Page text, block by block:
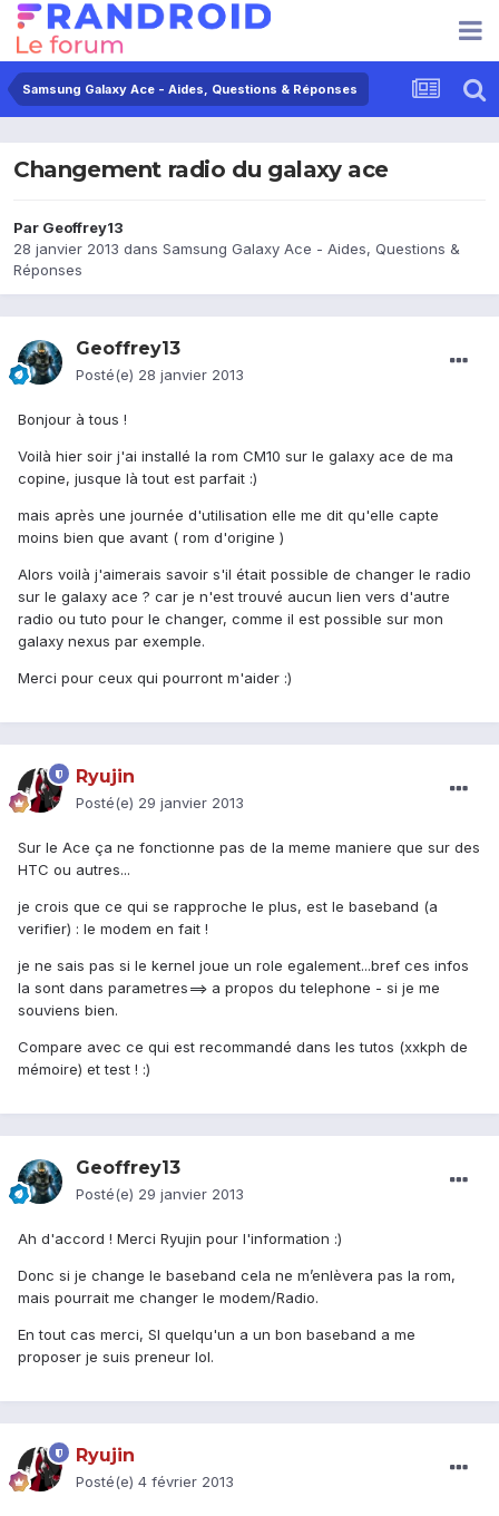
Samsung Galaxy Ace - Aides, Questions & Réponses
Changement radio du galaxy ace
Par Geoffrey13
28 janvier 2013 dans Samsung Galaxy Ace - Aides, Questions &
Réponses
Geoffrey13
Posté(e) 28 janvier 2013
Bonjour à tous !
Voilà hier soir j'ai installé la rom CM10 sur le galaxy ace de ma
copine, jusque là tout est parfait :)
mais après une journée d'utilisation elle me dit qu'elle capte
moins bien que avant ( rom d'origine )
Alors voilà j'aimerais savoir s'il était possible de changer le radio
sur le galaxy ace ? car je n'est trouvé aucun lien vers d'autre
radio ou tuto pour le changer, comme il est possible sur mon
galaxy nexus par exemple.
Merci pour ceux qui pourront m'aider :)
Ryujin
Posté(e) 29 janvier 2013
Sur le Ace ça ne fonctionne pas de la meme maniere que sur des
HTC ou autres...
je crois que ce qui se rapproche le plus, est le baseband (a
verifier) : le modem en fait !
je ne sais pas si le kernel joue un role egalement...bref ces infos
la sont dans parametres==> a propos du telephone - si je me
souviens bien.
Compare avec ce qui est recommandé dans les tutos (xxkph de
mémoire) et test ! :)
Geoffrey13
Posté(e) 29 janvier 2013
Ah d'accord ! Merci Ryujin pour l'information :)
Donc si je change le baseband cela ne m’enlèvera pas la rom,
mais pourrait me changer le modem/Radio.
En tout cas merci, SI quelqu'un a un bon baseband a me
proposer je suis preneur lol.
Ryujin
Posté(e) 4 février 2013